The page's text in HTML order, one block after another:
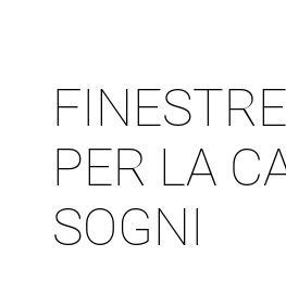
PER LA
SOGNI